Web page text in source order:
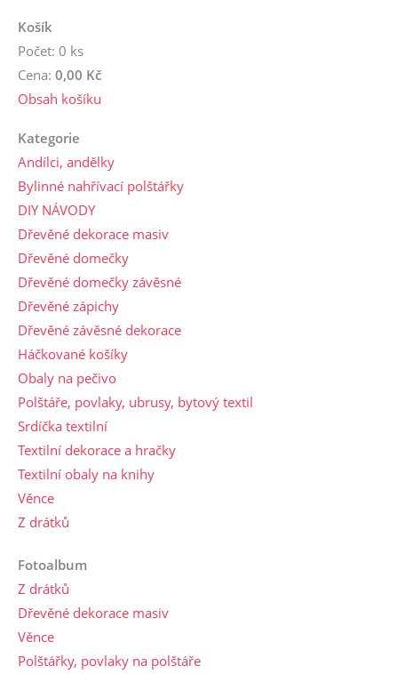
Košík
Počet: 0 ks
Cena: 0,00 Kč
Obsah košíku
Kategorie
Andílci, andělky
Bylinné nahřívací polštářky
DIY NÁVODY
Dřevěné dekorace masiv
Dřevěné domečky
Dřevěné domečky závěsné
Dřevěné zápichy
Dřevěné závěsné dekorace
Háčkované košíky
Obaly na pečivo
Polštáře, povlaky, ubrusy, bytový textil
Srdíčka textilní
Textilní dekorace a hračky
Textilní obaly na knihy
Věnce
Z drátků
Fotoalbum
Z drátků
Dřevěné dekorace masiv
Věnce
Polštářky, povlaky na polštáře